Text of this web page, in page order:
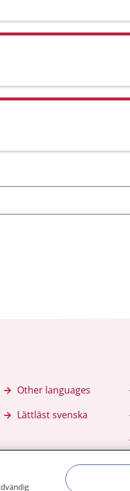
Other languages
Lättläst svenska